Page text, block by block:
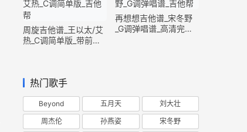
周旋吉他谱_王以太/艾
热_C调简单版_带前奏
再想想吉他谱_宋冬野
_G调弹唱谱_高清完整
热门歌手
Beyond 五月天 刘大壮
周杰伦 孙燕姿 宋冬野